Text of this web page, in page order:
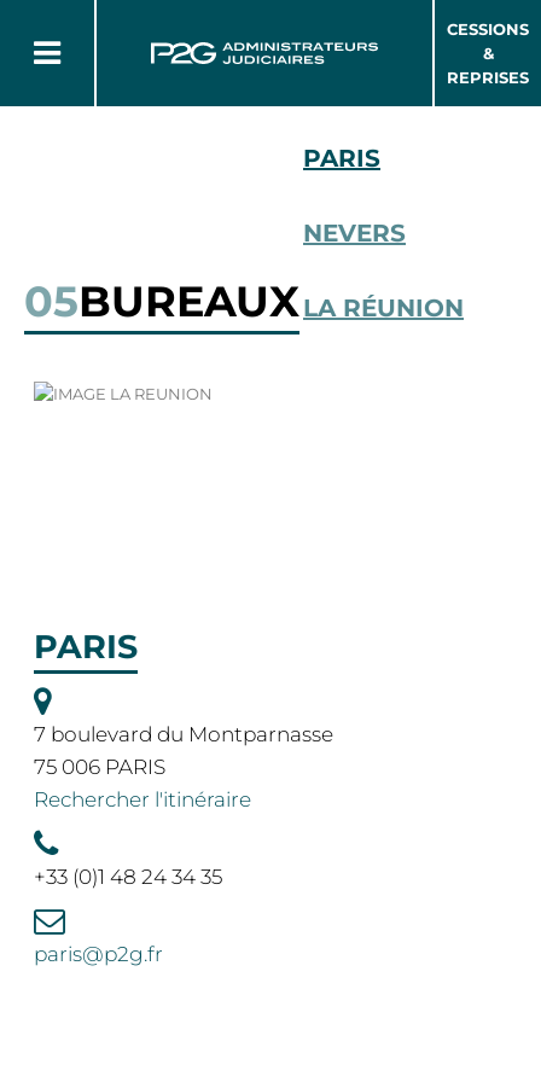
CESSIONS
&
REPRISES
05BUREAUX
PARIS
NEVERS
LA RÉUNION
PARIS
7 boulevard du Montparnasse
75 006 PARIS
Rechercher l'itinéraire
+33 (0)1 48 24 34 35
paris@p2g.fr